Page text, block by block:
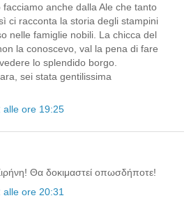
anche dalla Ale che tanto
ci racconta la storia degli stampini
nelle famiglie nobili. La chicca del
la conoscevo, val la pena di fare
lo splendido borgo.
sei stata gentilissima
alle ore 19:25
Θα δοκιμαστεί οπωσδήποτε!
ore 20:31